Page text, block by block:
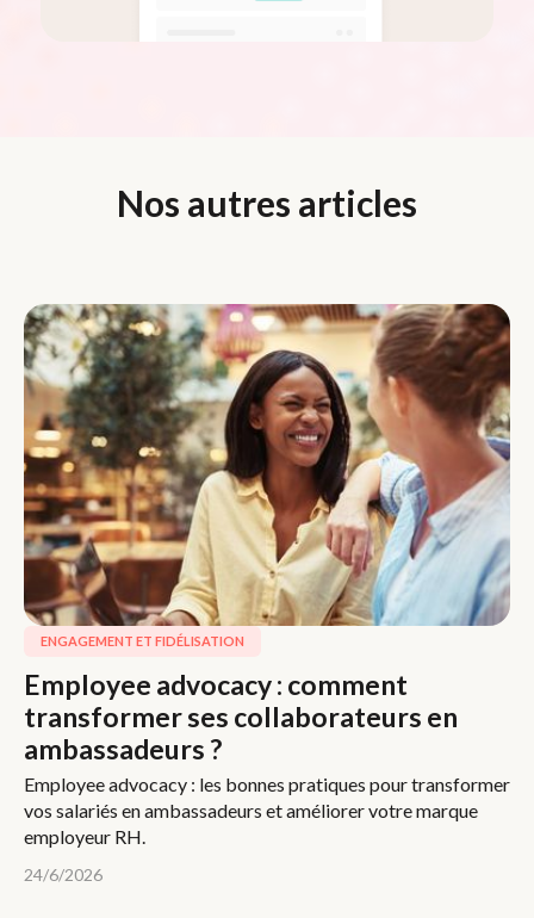
Nos autres articles
ENGAGEMENT ET FIDÉLISATION
Employee advocacy : comment
transformer ses collaborateurs en
ambassadeurs ?
Employee advocacy : les bonnes pratiques pour transformer
vos salariés en ambassadeurs et améliorer votre marque
employeur RH.
24/6/2026